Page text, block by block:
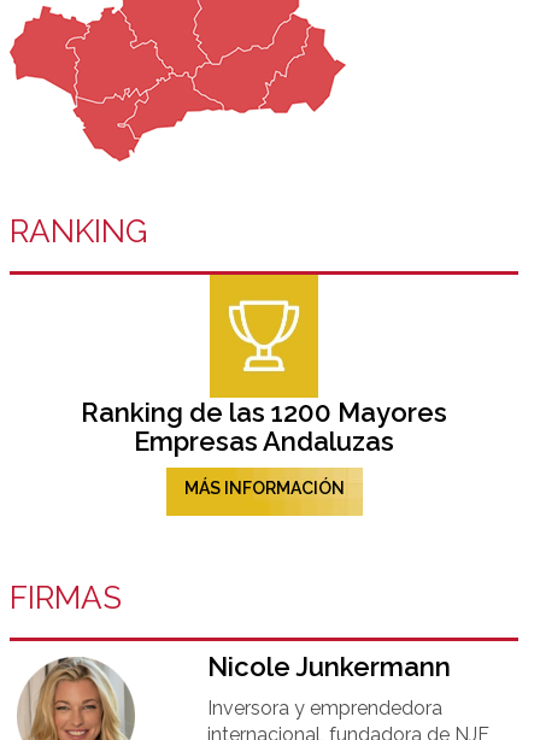
RANKING
Ranking de las 1200 Mayores
Empresas Andaluzas
MÁS INFORMACIÓN
FIRMAS
Nicole Junkermann​
Inversora y emprendedora
internacional, fundadora de NJF